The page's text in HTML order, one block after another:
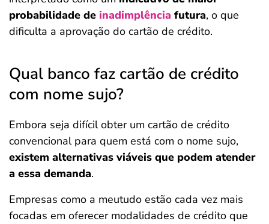
probabilidade de inadimplência futura, o que
dificulta a aprovação do cartão de crédito.
Qual banco faz cartão de crédito
com nome sujo?
Embora seja difícil obter um cartão de crédito
convencional para quem está com o nome sujo,
existem alternativas viáveis que podem atender
a essa demanda.
Empresas como a meutudo estão cada vez mais
focadas em oferecer modalidades de crédito que